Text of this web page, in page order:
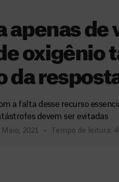
apenas de
oxigênio
da
a falta desse recurso
devem ser evitadas
Maio, 2021 Tempo de leitura: